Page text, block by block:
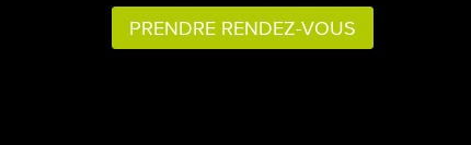
PRENDRE RENDEZ-VOUS